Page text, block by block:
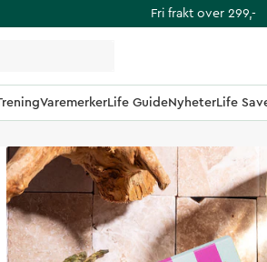
Fri frakt over 299,-
VaremerkerLife GuideNyheterLife